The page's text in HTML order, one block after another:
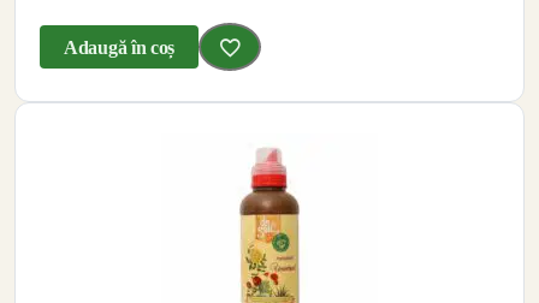
Adaugă în coș